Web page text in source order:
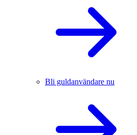
Bli guldanvändare nu